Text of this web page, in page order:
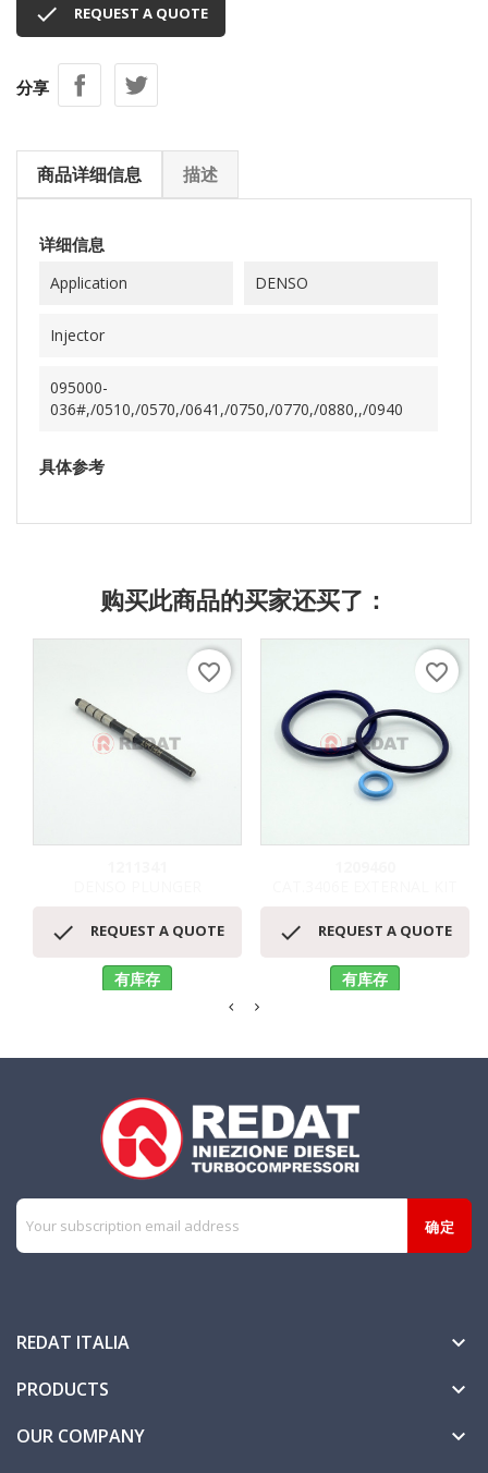
 REQUEST A QUOTE
分享
商品详细信息 描述
详细信息
Application DENSO
Injector
095000-
036#,/0510,/0570,/0641,/0750,/0770,/0880,,/0940
具体参考
购买此商品的买家还买了：
 REQUEST A QUOTE
有库存
favorite_border
 REQUEST A QUOTE
有库存
favorite_border
REDAT ITALIA 
PRODUCTS 
OUR COMPANY 